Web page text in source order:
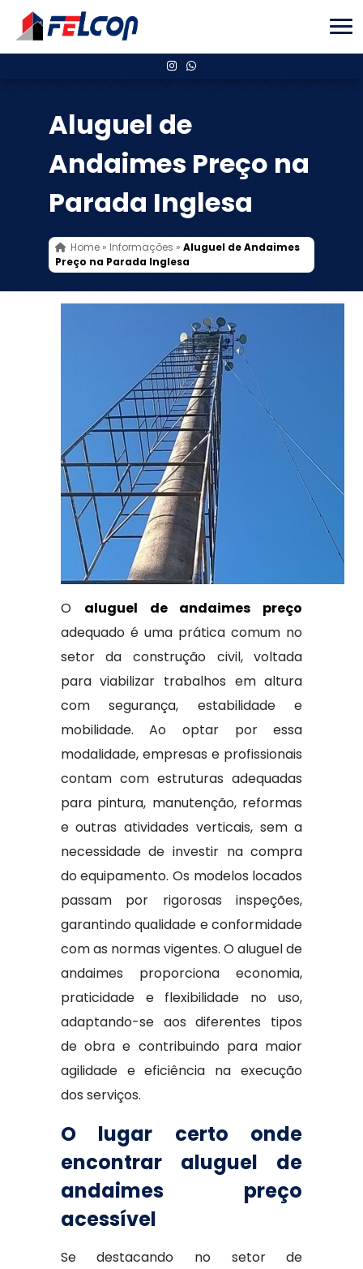
Aluguel de
Andaimes Preço na
Parada Inglesa
Home» Informações » Aluguel de Andaimes
Preço na Parada Inglesa
O aluguel de andaimes preço
adequado é uma prática comum no
setor da construção civil, voltada
para viabilizar trabalhos em altura
com segurança, estabilidade e
mobilidade. Ao optar por essa
modalidade, empresas e profissionais
contam com estruturas adequadas
para pintura, manutenção, reformas
e outras atividades verticais, sem a
necessidade de investir na compra
do equipamento. Os modelos locados
passam por rigorosas inspeções,
garantindo qualidade e conformidade
com as normas vigentes. O aluguel de
andaimes proporciona economia,
praticidade e flexibilidade no uso,
adaptando-se aos diferentes tipos
de obra e contribuindo para maior
agilidade e eficiência na execução
dos serviços.
O lugar certo onde
encontrar aluguel de
andaimes preço
acessível
Se destacando no setor de